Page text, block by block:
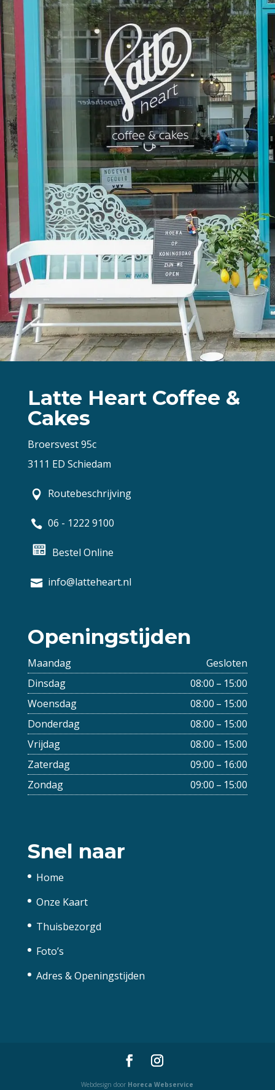
Latte Heart Coffee &
Cakes
Broersvest 95c
3111 ED Schiedam
Routebeschrijving
06 - 1222 9100
Bestel Online
info@latteheart.nl
Openingstijden
Maandag
Gesloten
Dinsdag
08:00 – 15:00
Woensdag
08:00 – 15:00
Donderdag
08:00 – 15:00
Vrijdag
08:00 – 15:00
Zaterdag
09:00 – 16:00
Zondag
09:00 – 15:00
Snel naar
Home
Onze Kaart
Thuisbezorgd
Foto’s
Adres & Openingstijden
Webdesign door Horeca Webservice